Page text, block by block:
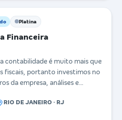
Platina
Financeira
contabilidade é muito mais que
fiscais, portanto investimos no
da empresa, análises e
RIO DE JANEIRO · RJ